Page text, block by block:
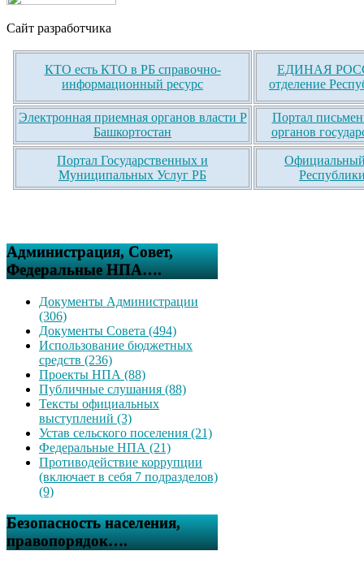
Сайт разработчика
КТО есть КТО в РБ справочно-
информационный ресурс
ЕДИНАЯ
отделение
Электронная приемная органов власти Р
Башкортостан
Портал
органов
Портал Государственных и
Муниципальных Услуг РБ
Официальный
Администрация, Совет,
Федеральные НПА….
Документы Администрации
(306)
Документы Совета (494)
Использование бюджетных
средств (236)
Проекты НПА (88)
Публичные слушания (88)
Тексты официальных
выступлений (3)
Устав сельского поселения (21)
Федеральные НПА (21)
Противодействие коррупции
(включает в себя 7 подразделов)
(9)
Безопасность населения,
правопорядок….